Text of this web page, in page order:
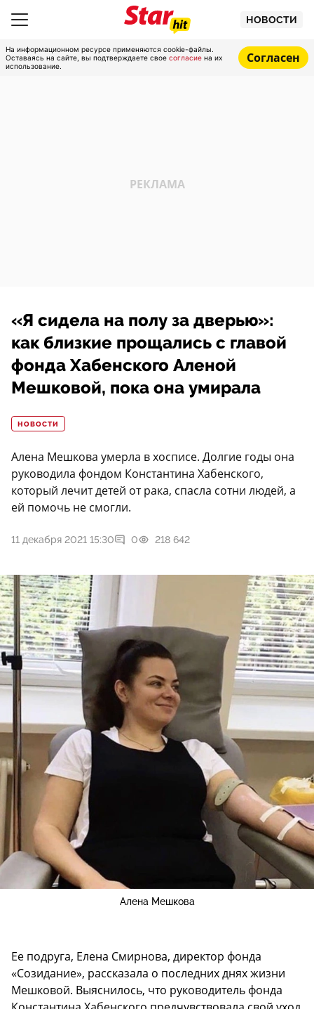
НОВОСТИ
На информационном ресурсе применяются cookie-файлы.
Оставаясь на сайте, вы подтверждаете свое согласие на их
использование.
Согласен
«Я сидела на полу за дверью»:
как близкие прощались с главой
фонда Хабенского Аленой
Мешковой, пока она умирала
НОВОСТИ
Алена Мешкова умерла в хосписе. Долгие годы она
руководила фондом Константина Хабенского,
который лечит детей от рака, спасла сотни людей, а
ей помочь не смогли.
11 декабря 2021 15:30 0 218 642
Алена Мешкова
Ее подруга, Елена Смирнова, директор фонда
«Созидание», рассказала о последних днях жизни
Мешковой. Выяснилось, что руководитель фонда